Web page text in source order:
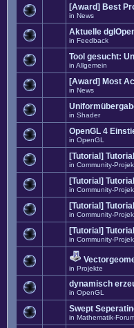
[Award] Best
in News
Aktuelle
in Feedback
Tool gesucht:
in Allgemein
[Award] Most
in News
in Shader
OpenGL 4
in OpenGL
[Tutorial]
in Community-
[Tutorial]
in Community-
[Tutorial]
in Community-
[Tutorial]
in Community-
in Projekte
dynamisch
in OpenGL
Swept
in Mathematik-